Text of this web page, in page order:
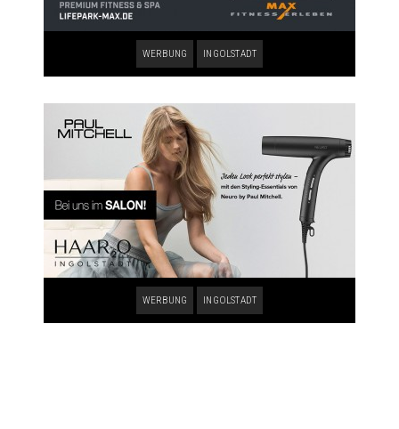
WERBUNG INGOLSTADT
WERBUNG INGOLSTADT